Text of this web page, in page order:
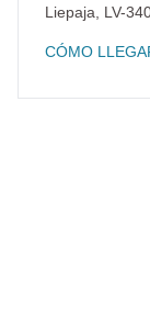
Liepaja
LV-
CÓMO